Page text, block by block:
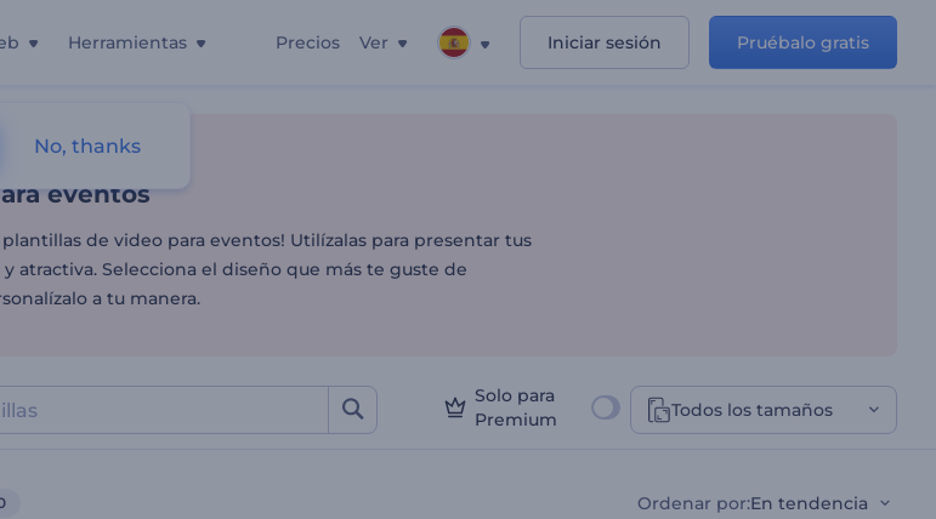
Herramientas Precios Ver Iniciar sesión Pruébalo gratis
para eventos
Videos Para Eventos
eventos
de video para eventos! Utilízalas para presentar tus
atractiva. Selecciona el diseño que más te guste de
a tu manera.
Solo para
Premium
Todos los tamaños
Ordenar por:En tendencia
No, thanks